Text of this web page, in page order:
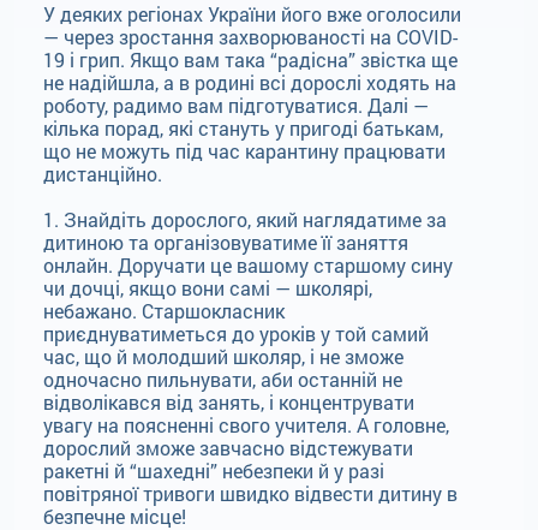
У деяких регіонах України його вже оголосили
— через зростання захворюваності на COVID-
19 і грип. Якщо вам така “радісна” звістка ще
не надійшла, а в родині всі дорослі ходять на
роботу, радимо вам підготуватися. Далі —
кілька порад, які стануть у пригоді батькам,
що не можуть під час карантину працювати
дистанційно.
1. Знайдіть дорослого, який наглядатиме за
дитиною та організовуватиме її заняття
онлайн. Доручати це вашому старшому сину
чи дочці, якщо вони самі — школярі,
небажано. Старшокласник
приєднуватиметься до уроків у той самий
час, що й молодший школяр, і не зможе
одночасно пильнувати, аби останній не
відволікався від занять, і концентрувати
увагу на поясненні свого учителя. А головне,
дорослий зможе завчасно відстежувати
ракетні й “шахедні” небезпеки й у разі
повітряної тривоги швидко відвести дитину в
безпечне місце!